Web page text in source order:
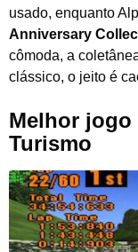
usado, enquanto
Anniversary
cômoda, a
clássico, o jeito é
Melhor jogo
Turismo